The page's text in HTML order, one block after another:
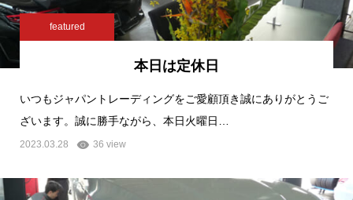
featured
本日は定休日
いつもジャパントレーディングをご愛顧頂き誠にありがとうご
ざいます。誠に勝手ながら、本日火曜日…
2023.03.28 36 view